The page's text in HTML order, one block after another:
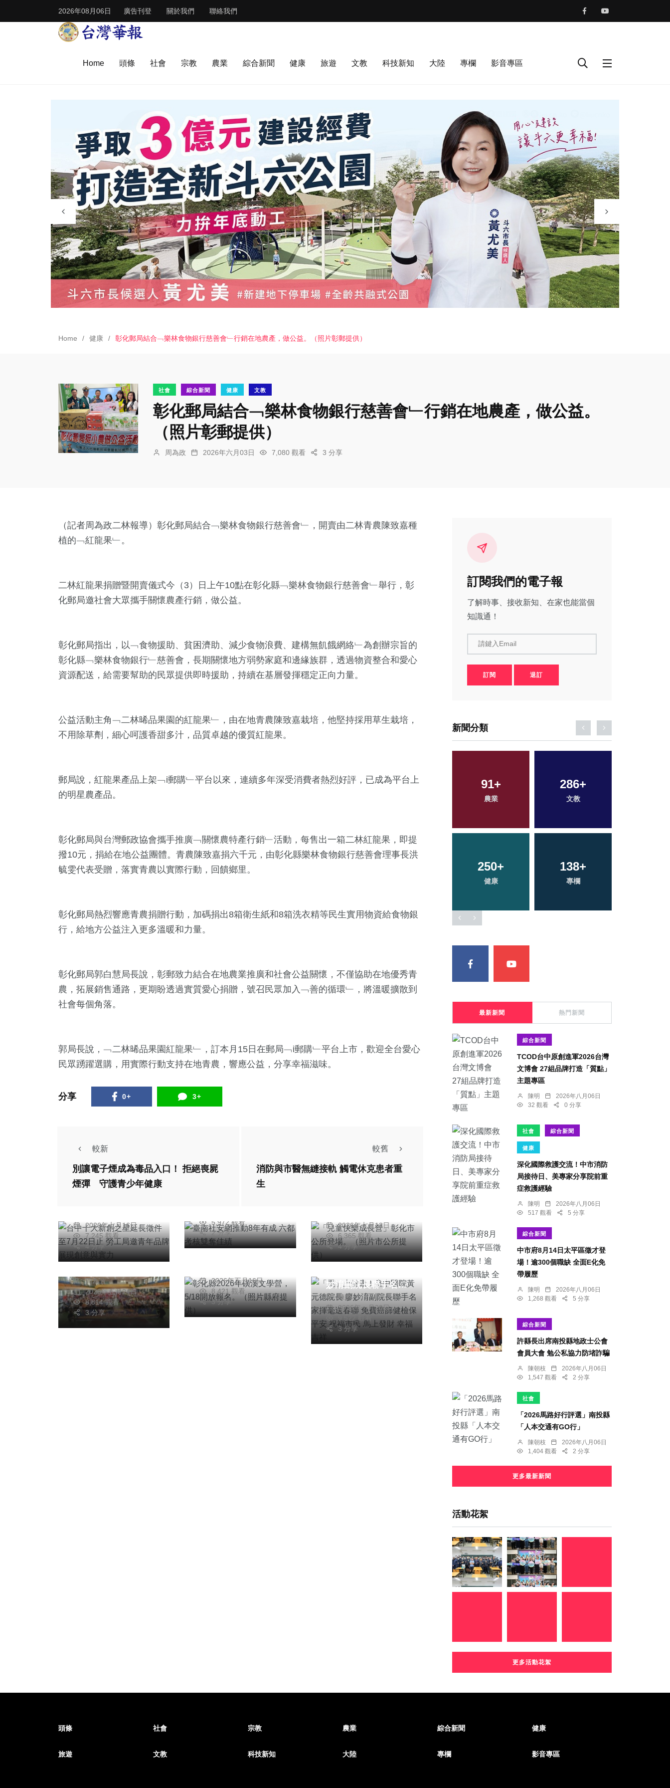
2026年08月06日 廣告刊登 關於我們 聯絡我們
Home 頭條 社會 宗教 農業 綜合新聞 健康 旅遊 文教 科技新知 大陸 專欄 影音專區
Home 健康 彰化郵局結合﹁樂林食物銀行慈善會﹂行銷在地農產，做公益。（照片彰郵提供）
社會 綜合新聞 健康 文教
彰化郵局結合﹁樂林食物銀行慈善會﹂行銷在地農產，做公益。
（照片彰郵提供）
周為政 2026年六月03日 7,080 觀看 3 分享
（記者周為政二林報導）彰化郵局結合﹁樂林食物銀行慈善會﹂，開賣由二林青農陳致嘉種
植的﹁紅龍果﹂。
二林紅龍果捐贈暨開賣儀式今（3）日上午10點在彰化縣﹁樂林食物銀行慈善會﹂舉行，彰
化郵局邀社會大眾攜手關懷農產行銷，做公益。
彰化郵局指出，以﹁食物援助、貧困濟助、減少食物浪費、建構無飢餓網絡﹂為創辦宗旨的
彰化縣﹁樂林食物銀行﹂慈善會，長期關懷地方弱勢家庭和邊緣族群，透過物資整合和愛心
資源配送，給需要幫助的民眾提供即時援助，持續在基層發揮穩定正向力量。
公益活動主角﹁二林晞品果園的紅龍果﹂，由在地青農陳致嘉栽培，他堅持採用草生栽培，
不用除草劑，細心呵護香甜多汁，品質卓越的優質紅龍果。
郵局說，紅龍果產品上架﹁i郵購﹂平台以來，連續多年深受消費者熱烈好評，已成為平台上
的明星農產品。
彰化郵局與台灣郵政協會攜手推廣﹁關懷農特產行銷﹂活動，每售出一箱二林紅龍果，即提
撥10元，捐給在地公益團體。青農陳致嘉捐六千元，由彰化縣樂林食物銀行慈善會理事長洪
毓雯代表受贈，落實青農以實際行動，回饋鄉里。
彰化郵局熱烈響應青農捐贈行動，加碼捐出8箱衛生紙和8箱洗衣精等民生實用物資給食物銀
行，給地方公益注入更多溫暖和力量。
彰化郵局郭白慧局長說，彰郵致力結合在地農業推廣和社會公益關懷，不僅協助在地優秀青
農，拓展銷售通路，更期盼透過實質愛心捐贈，號召民眾加入﹁善的循環﹂，將溫暖擴散到
社會每個角落。
郭局長說，﹁二林晞品果園紅龍果﹂，訂本月15日在郵局﹁i郵購﹂平台上市，歡迎全台愛心
民眾踴躍選購，用實際行動支持在地青農，響應公益，分享幸福滋味。
分享 0+ 3+
較新
別讓電子煙成為毒品入口！ 拒絕喪屍
煙彈 守護青少年健康
較舊
消防與市醫無縫接軌 觸電休克患者重
生
台中十大新創之星延
長徵件至7月22日止
2026年七月16日
7,245 觀看
4 分享
社會
有成 六都考核雙奪
5,972 觀看
2 分享
「兒童快樂成長營」
2026年七月13日
6,365 觀看
4 分享
社會 農業
文教
永靖鄉公所舉辦「社
區才藝競賽」。（照
周為政
2026年五月24日
8,814 觀看
3 分享
彰化縣2026年磺溪
文學營，5/18開放報
2026年五月16日
8,421 觀看
3 分享
健康
「馬」上健康！臺中
妙淯副院長聯手名家
揮毫送春聯 免費癌
篩健檢保平安 祝福
市民 馬上發財 幸福
吉祥
陳明
2026年一月29日
9,522 觀看
3 分享
訂閱我們的電子報
了解時事、接收新知、在家也能當個
知識通！
請鍵入Email
訂閱 退訂
新聞分類
200+
旅遊
78+
875+ 62+
470+
91+
農業
286+
文教
250+
健康
138+
專欄
3+
大陸
200+
旅遊
41+
科技新知
78+
宗教
最新新聞 熱門新聞
綜合新聞
TCOD台中原創進軍2026台灣
文博會 27組品牌打造「質點」
主題專區
陳明
2026年八月06日
32 觀看
0 分享
社會 綜合新聞
健康
深化國際救護交流！中市消防
局接待日、美專家分享院前重
症救護經驗
陳明
2026年八月06日
517 觀看
5 分享
綜合新聞
中市府8月14日太平區徵才登
場！逾300個職缺 全面E化免
帶履歷
陳明
2026年八月06日
1,268 觀看
5 分享
綜合新聞
許縣長出席南投縣地政士公會
會員大會 勉公私協力防堵詐騙
陳朝枝
2026年八月06日
1,547 觀看
2 分享
社會
「2026馬路好行評選」南投縣
「人本交通有GO行」
陳朝枝
2026年八月06日
1,404 觀看
2 分享
更多最新新聞
活動花絮
更多活動花絮
頭條 社會 宗教 農業 綜合新聞 健康
旅遊 文教 科技新知 大陸 專欄 影音專區